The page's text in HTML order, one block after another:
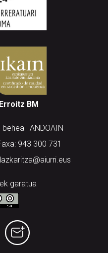
BM
| ANDOAIN
943 300 731
garatua